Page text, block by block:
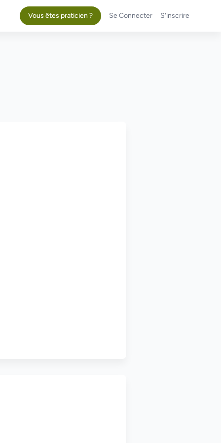
Vous êtes praticien ? Se Connecter S'inscrire